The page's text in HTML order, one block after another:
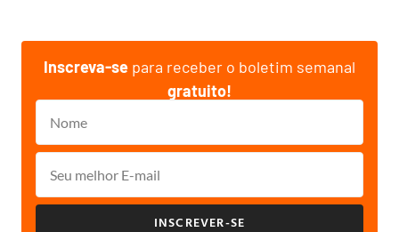
Inscreva-se para receber o boletim semanal
gratuito!
INSCREVER-SE